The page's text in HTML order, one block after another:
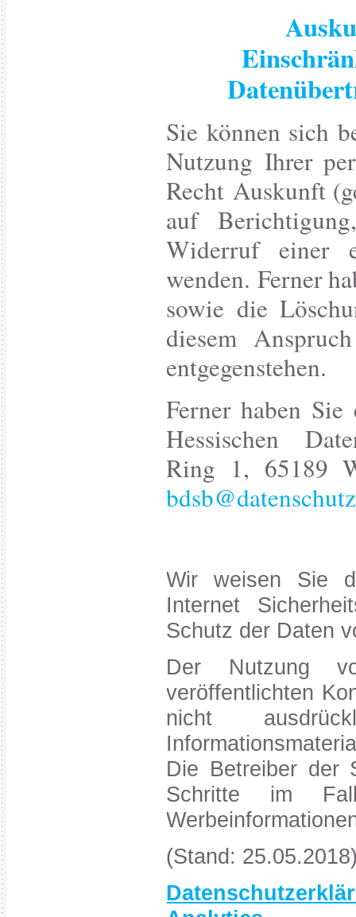
Sie können sich
Nutzung Ihrer
Recht Auskunft
auf
Widerruf einer
wenden. Ferner
sowie die
diesem
entgegenstehen.
Ferner haben
Hessischen
Ring 1, 65189
Wir weisen Sie
Internet
Schutz der Daten
Der Nutzung
veröffentlichten
nicht
Die Betreiber der
Schritte im
(Stand: